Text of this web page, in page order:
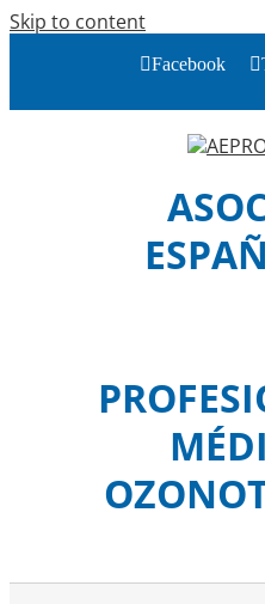
Skip to content
Facebook